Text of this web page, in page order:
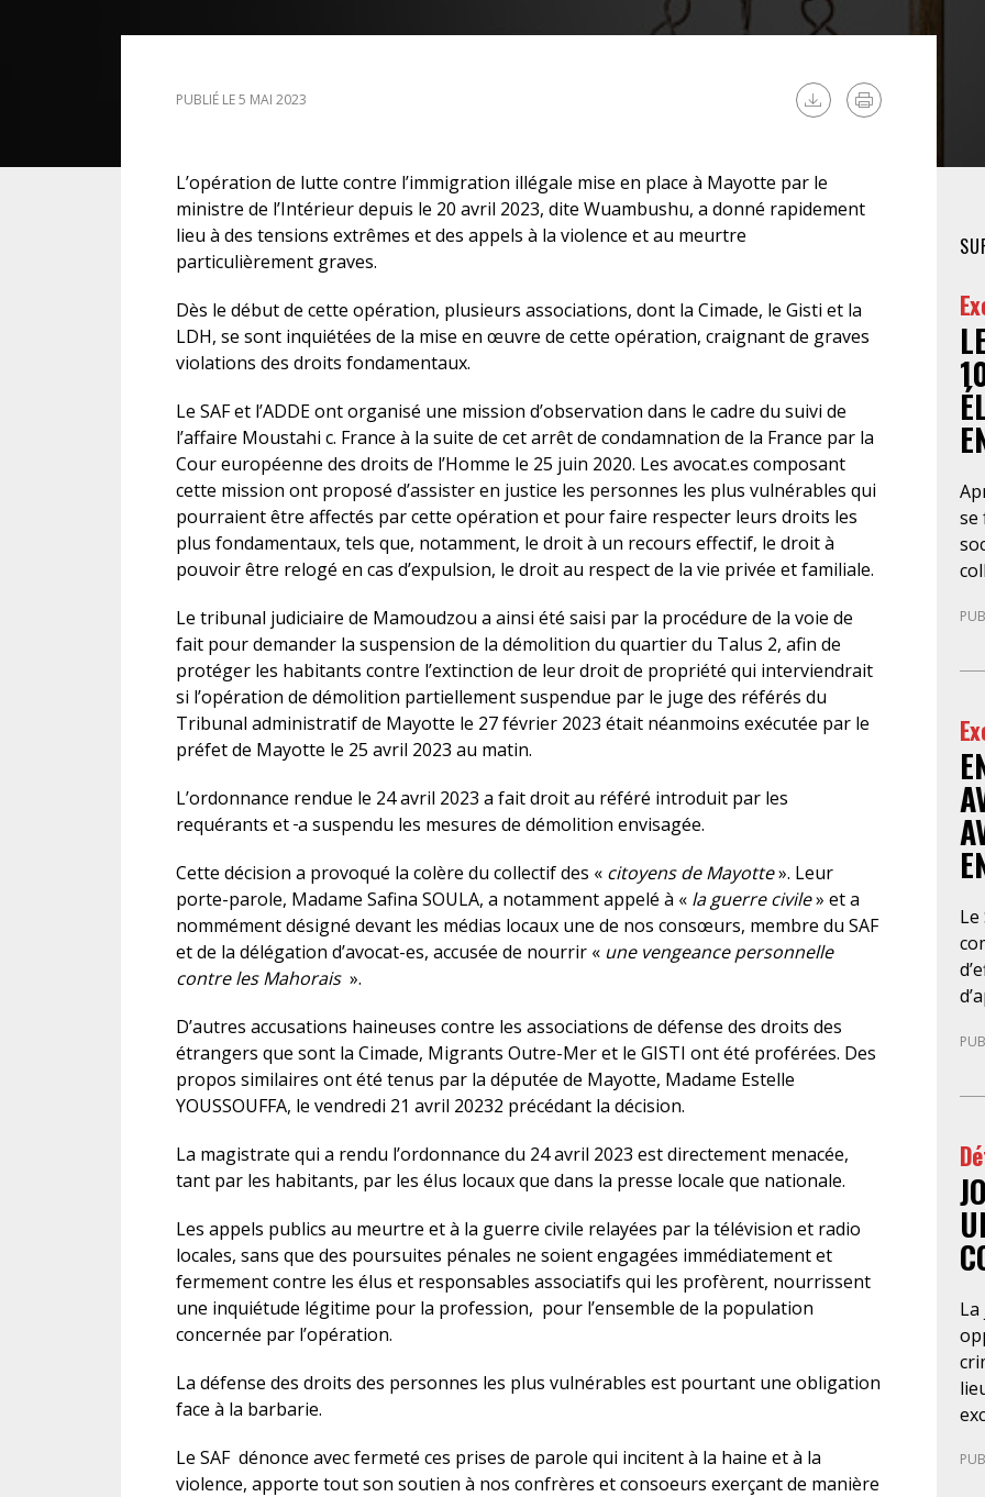
DROIT DES MINEURS
DROIT INTERNATIONAL
PUBLIÉ LE 5 MAI 2023
L’opération de lutte contre l’immigration illégale mise en place à Mayotte par le
ministre de l’Intérieur depuis le 20 avril 2023, dite Wuambushu, a donné rapidement
lieu à des tensions extrêmes et des appels à la violence et au meurtre
particulièrement graves.
Dès le début de cette opération, plusieurs associations, dont la Cimade, le Gisti et la
LDH, se sont inquiétées de la mise en œuvre de cette opération, craignant de graves
violations des droits fondamentaux.
Le SAF et l’ADDE ont organisé une mission d’observation dans le cadre du suivi de
l’affaire Moustahi c. France à la suite de cet arrêt de condamnation de la France par la
Cour européenne des droits de l’Homme le 25 juin 2020. Les avocat.es composant
cette mission ont proposé d’assister en justice les personnes les plus vulnérables qui
pourraient être affectés par cette opération et pour faire respecter leurs droits les
plus fondamentaux, tels que, notamment, le droit à un recours effectif, le droit à
pouvoir être relogé en cas d’expulsion, le droit au respect de la vie privée et familiale.
Le tribunal judiciaire de Mamoudzou a ainsi été saisi par la procédure de la voie de
fait pour demander la suspension de la démolition du quartier du Talus 2, afin de
protéger les habitants contre l’extinction de leur droit de propriété qui interviendrait
si l’opération de démolition partiellement suspendue par le juge des référés du
Tribunal administratif de Mayotte le 27 février 2023 était néanmoins exécutée par le
préfet de Mayotte le 25 avril 2023 au matin.
L’ordonnance rendue le 24 avril 2023 a fait droit au référé introduit par les
requérants et a suspendu les mesures de démolition envisagée.
Cette décision a provoqué la colère du collectif des « citoyens de Mayotte». Leur
porte-parole, Madame Safina SOULA, a notamment appelé à « la guerre civile» et a
nommément désigné devant les médias locaux une de nos consœurs, membre du SAF
et de la délégation d’avocat-es, accusée de nourrir « une vengeance personnelle
contre les Mahorais ».
D’autres accusations haineuses contre les associations de défense des droits des
étrangers que sont la Cimade, Migrants Outre-Mer et le GISTI ont été proférées. Des
propos similaires ont été tenus par la députée de Mayotte, Madame Estelle
YOUSSOUFFA, le vendredi 21 avril 20232 précédant la décision.
La magistrate qui a rendu l’ordonnance du 24 avril 2023 est directement menacée,
tant par les habitants, par les élus locaux que dans la presse locale que nationale.
Les appels publics au meurtre et à la guerre civile relayées par la télévision et radio
locales, sans que des poursuites pénales ne soient engagées immédiatement et
fermement contre les élus et responsables associatifs qui les profèrent, nourrissent
une inquiétude légitime pour la profession, pour l’ensemble de la population
concernée par l’opération.
La défense des droits des personnes les plus vulnérables est pourtant une obligation
face à la barbarie.
Le SAF dénonce avec fermeté ces prises de parole qui incitent à la haine et à la
violence, apporte tout son soutien à nos confrères et consoeurs exerçant de manière
se
du
du
en